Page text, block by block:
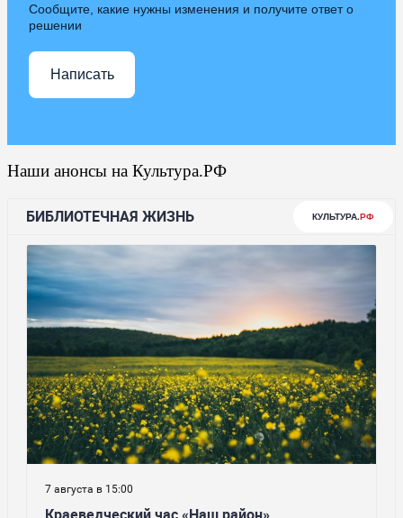
Сообщите, какие нужны изменения и получите ответ о
решении
Написать
Наши анонсы на Культура.РФ